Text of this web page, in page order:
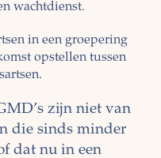
wachtdienst.
in een groepering
opstellen tussen
zijn niet van
die sinds minder
dat nu in een